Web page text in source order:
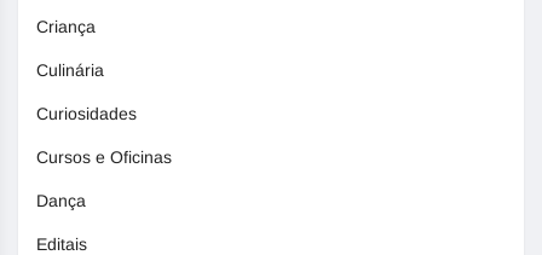
Criança
Culinária
Curiosidades
Cursos e Oficinas
Dança
Editais